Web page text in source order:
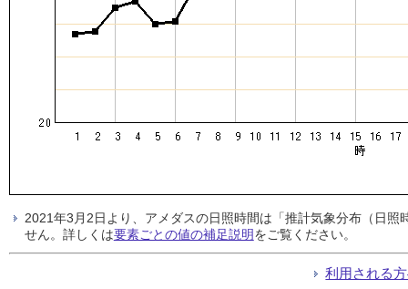
2021年3月2日より、アメダスの日照時間は「推計気象分布（日
せん。詳しくは要素ごとの値の補足説明をご覧ください。
利用される